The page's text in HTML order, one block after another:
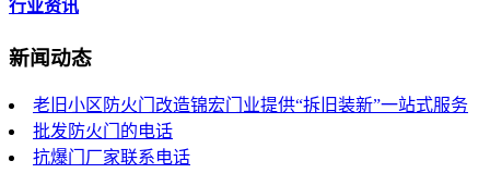
行业资讯
新闻动态
老旧小区防火门改造锦宏门业提供“拆旧装新”一站式服务
批发防火门的电话
抗爆门厂家联系电话